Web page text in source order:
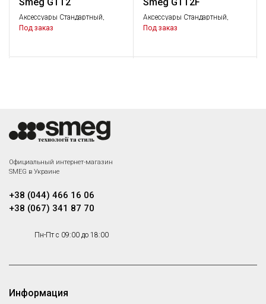
Аксессуары Стандартный,
Аксессуары
Под заказ
Аксессуары Стандартный,
Аксессуары
Под заказ
Smeg BN620-1
Эмалированный противень
Официальный интернет-магазин
SMEG в Украине
+38 (044) 466 16 06
+38 (067) 341 87 70
Пн-Пт с 09:00 до 18:00
Информация